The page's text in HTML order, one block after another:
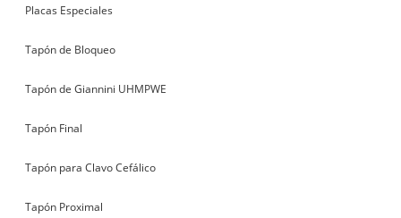
Placas Especiales
Tapón de Bloqueo
Tapón de Giannini UHMPWE
Tapón Final
Tapón para Clavo Cefálico
Tapón Proximal